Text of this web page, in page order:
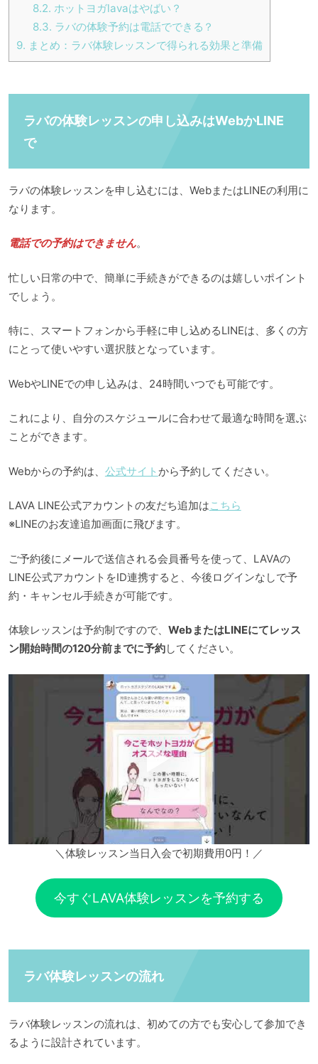
8.2. ホットヨガlavaはやばい？
8.3. ラバの体験予約は電話でできる？
9. まとめ：ラバ体験レッスンで得られる効果と準備
ラバの体験レッスンの申し込みはWebかLINE
で
ラバの体験レッスンを申し込むには、WebまたはLINEの利用に
なります。
電話での予約はできません。
忙しい日常の中で、簡単に手続きができるのは嬉しいポイント
でしょう。
特に、スマートフォンから手軽に申し込めるLINEは、多くの方
にとって使いやすい選択肢となっています。
WebやLINEでの申し込みは、24時間いつでも可能です。
これにより、自分のスケジュールに合わせて最適な時間を選ぶ
ことができます。
Webからの予約は、 公式サイト から予約してください。
LAVA LINE公式アカウントの友だち追加はこちら
※LINEのお友達追加画面に飛びます。
ご予約後にメールで送信される会員番号を使って、LAVAの
LINE公式アカウントをID連携すると、今後ログインなしで予
約・キャンセル手続きが可能です。
体験レッスンは予約制ですので、 WebまたはLINEにてレッス
ン開始時間の120分前までに予約してください。
＼体験レッスン当日入会で初期費用0円！／
今すぐLAVA体験レッスンを予約する
ラバ体験レッスンの流れ
ラバ体験レッスンの流れは、初めての方でも安心して参加でき
るように設計されています。